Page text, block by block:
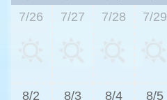
7/26
7/27 7/28 7/29
8/2 8/3 8/4 8/5